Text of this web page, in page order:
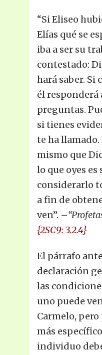
“Si Eliseo
Elías qué se
iba a ser su
contestado:
hará saber. Si
él responderá
preguntas.
si tienes
te ha
mismo que
lo que oyes es
considerarlo
a fin de
ven”. –
{2SC9: 3.2.4}
El párrafo
declaración
las
uno puede
Carmelo, pero
más
individuo